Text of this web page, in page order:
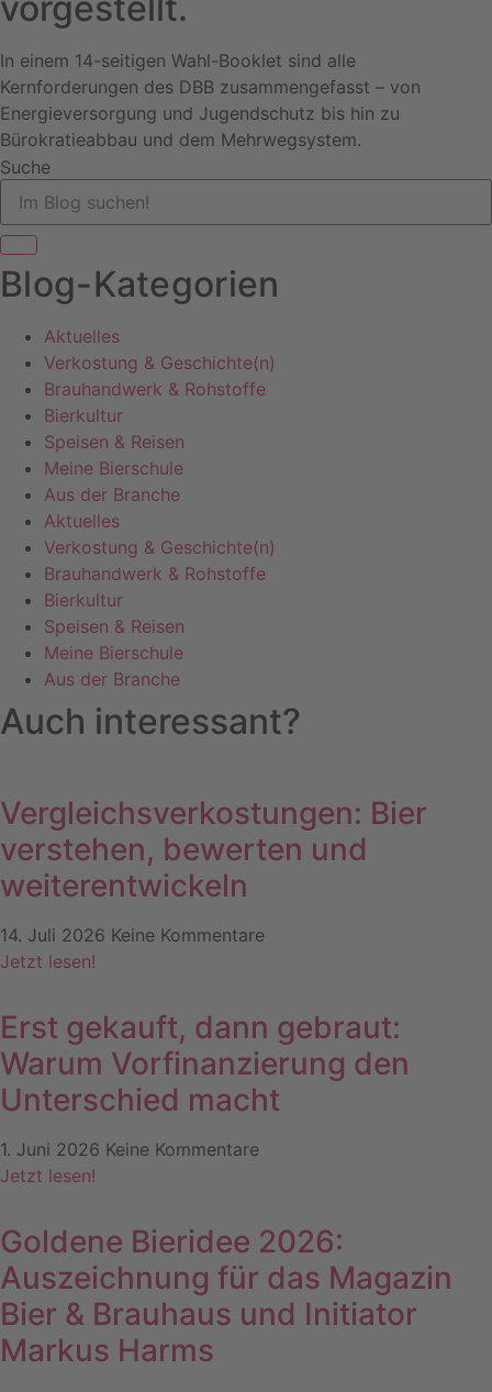
In einem 14-seitigen Wahl-Booklet sind alle
Kernforderungen des DBB zusammengefasst – von
Energieversorgung und Jugendschutz bis hin zu
Bürokratieabbau und dem Mehrwegsystem.
Suche
Blog-Kategorien
Aktuelles
Verkostung & Geschichte(n)
Brauhandwerk & Rohstoffe
Bierkultur
Speisen & Reisen
Meine Bierschule
Aus der Branche
Aktuelles
Verkostung & Geschichte(n)
Brauhandwerk & Rohstoffe
Bierkultur
Speisen & Reisen
Meine Bierschule
Aus der Branche
Auch interessant?
Vergleichsverkostungen: Bier
verstehen, bewerten und
weiterentwickeln
14. Juli 2026 Keine Kommentare
Jetzt lesen!
Erst gekauft, dann gebraut:
Warum Vorfinanzierung den
Unterschied macht
1. Juni 2026 Keine Kommentare
Jetzt lesen!
Goldene Bieridee 2026:
Auszeichnung für das Magazin
Bier & Brauhaus und Initiator
Markus Harms